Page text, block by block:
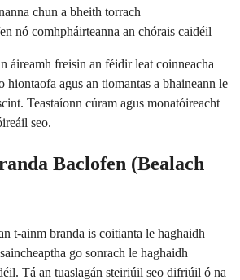
chun a bheith torrach
nó comhpháirteanna an chórais caidéil
áireamh freisin an féidir leat coinneacha
hiontaofa agus an tiomantas a bhaineann le
Teastaíonn cúram agus monatóireacht
seo.
Baclofen (Bealach
t-ainm branda is coitianta le haghaidh
go sonrach le haghaidh
Tá an tuaslagán steiriúil seo difriúil ó na